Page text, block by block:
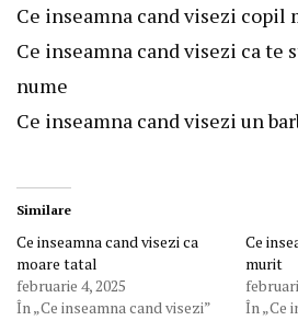
Ce inseamna cand visezi copil
Ce inseamna cand visezi ca te
nume
Ce inseamna cand visezi un
Similare
Ce inseamna cand visezi ca
moare tatal
februarie 4, 2025
În „Ce inseamna cand visezi”
Ce
murit
În „Ce